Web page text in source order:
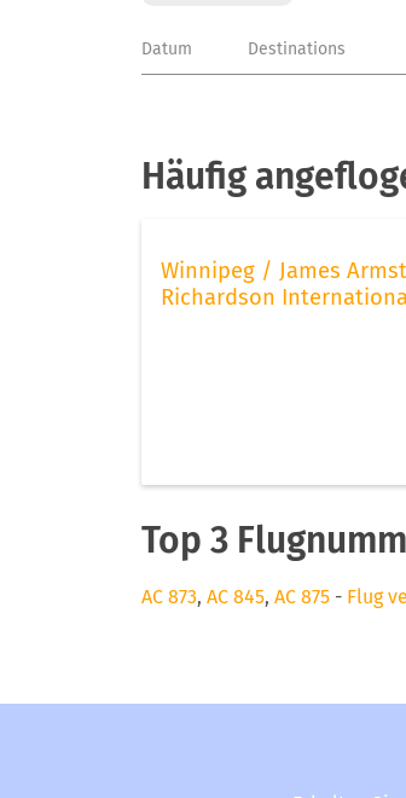
Datum Destinations
Häufig
Winnipeg / James
Richardson
Top 3
AC 873, AC 845, AC 875 - Flug